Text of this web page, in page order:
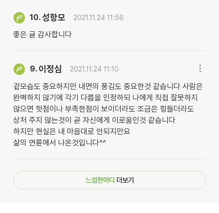
10.성항모 2021.11.24 11:56
좋은 글 감사합니다
9. 이정심 2021.11.24 11:10
겉모습도 중요하지만 내면의 풍김도 중요한것 같습니다 사람은
완벽하지 않기에 각기 다름을 인정하되 나에게 직접 잘못하지
않으면 헛점이나 부족한점이 보이더라도 조금은 힝들더라도
상처 주지 않는것이 곧 자신에게 이로움인것 같습니다
하지만 현실은 내 마음대로 안되지만요
삶의 연륜에서 나온것입니다^^
느낌한마디 더보기